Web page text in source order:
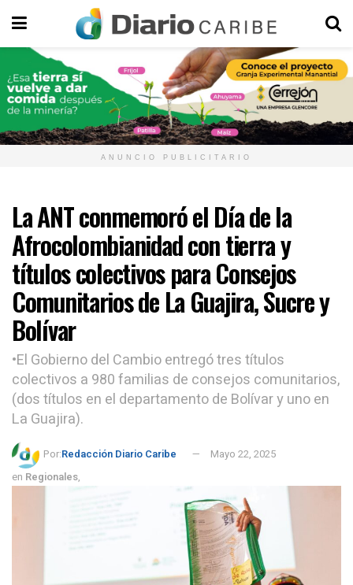
ANUNCIO PUBLICITARIO
La ANT conmemoró el Día de la
Afrocolombianidad con tierra y
títulos colectivos para Consejos
Comunitarios de La Guajira, Sucre y
Bolívar
•El Gobierno del Cambio entregó tres títulos
colectivos a 980 familias de consejos comunitarios,
(dos títulos en el departamento de Bolívar y uno en
La Guajira).
Por:Redacción Diario Caribe
Mayo 22, 2025
en Regionales,